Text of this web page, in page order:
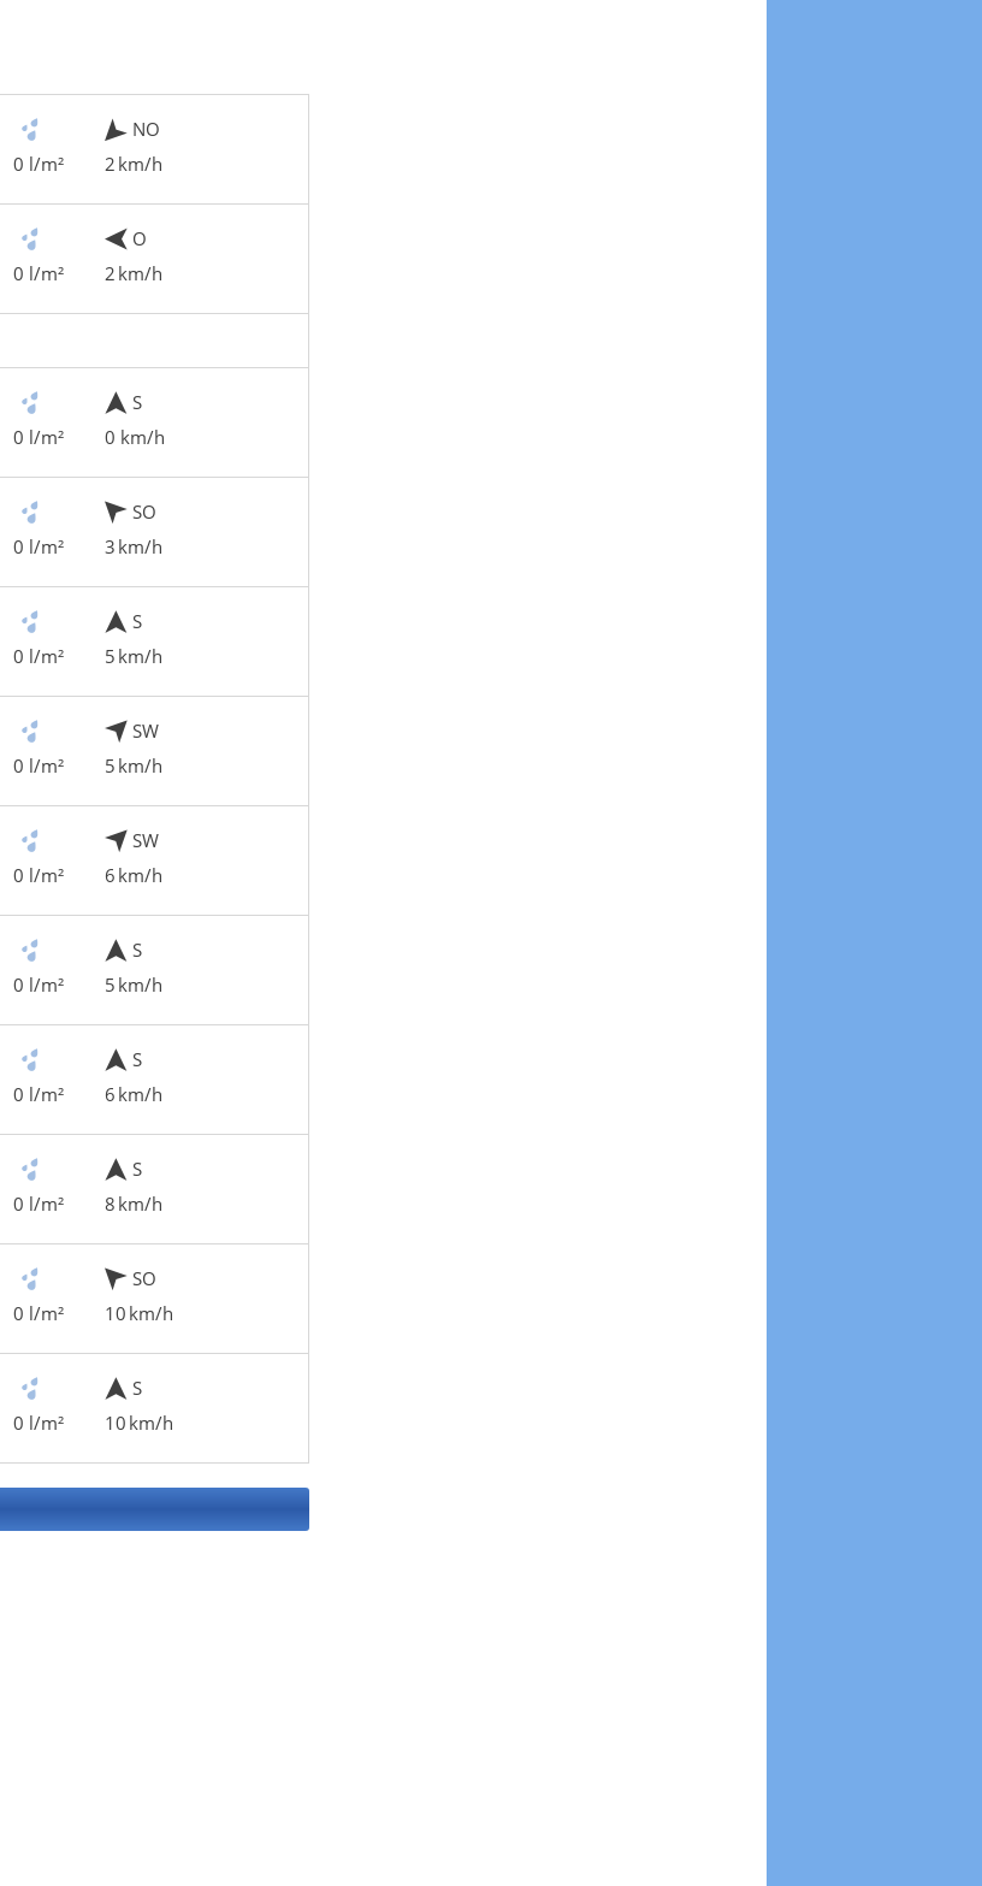
0 l/m²
NO
2 km/h
0 l/m²
O
2 km/h
0 l/m²
S
0 km/h
0 l/m²
SO
3 km/h
0 l/m²
S
5 km/h
0 l/m²
SW
5 km/h
0 l/m²
SW
6 km/h
0 l/m²
S
5 km/h
0 l/m²
S
6 km/h
0 l/m²
S
8 km/h
0 l/m²
SO
10 km/h
0 l/m²
S
10 km/h